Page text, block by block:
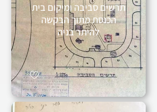
תרשים סביבה ומיקום בית
הכנסת מתוך הבקשה
להיתר בניה